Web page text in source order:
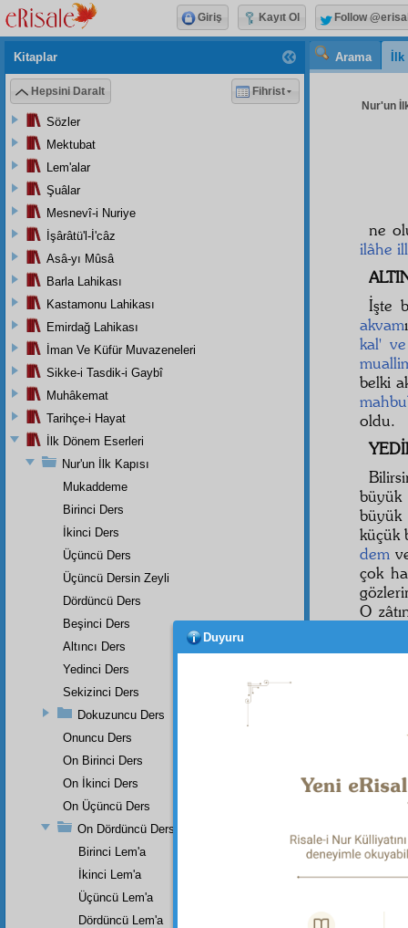
Arama
Nur'un
ne
ilâhe
İşte
akvam
kal'
belki
oldu.
büyük
küçük
dem
çok
O
Kitaplar
Hepsini Daralt Fihrist
Sözler
Mektubat
Lem'alar
Şuâlar
Mesnevî-i Nuriye
İşârâtü'l-İ'câz
Asâ-yı Mûsâ
Barla Lahikası
Kastamonu Lahikası
Emirdağ Lahikası
İman Ve Küfür Muvazeneleri
Sikke-i Tasdik-i Gaybî
Muhâkemat
Tarihçe-i Hayat
İlk Dönem Eserleri
Nur'un İlk Kapısı
Mukaddeme
Birinci Ders
İkinci Ders
Üçüncü Ders
Üçüncü Dersin Zeyli
Dördüncü Ders
Beşinci Ders
Altıncı Ders
Yedinci Ders
Sekizinci Ders
Dokuzuncu Ders
Onuncu Ders
On Birinci Ders
On İkinci Ders
On Üçüncü Ders
On Dördüncü Ders
Birinci Lem'a
İkinci Lem'a
Üçüncü Lem'a
Dördüncü Lem'a
Giriş Kayıt Ol Follow
Duyuru